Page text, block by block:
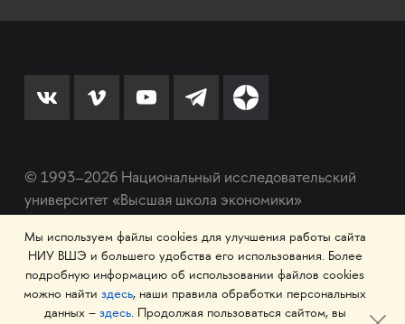
© 1993–2026 Национальный исследовательский
университет «Высшая школа экономики»
Мы используем файлы cookies для улучшения работы сайта
НИУ ВШЭ и большего удобства его использования. Более
подробную информацию об использовании файлов cookies
можно найти здесь, наши правила обработки персональных
данных – здесь. Продолжая пользоваться сайтом, вы